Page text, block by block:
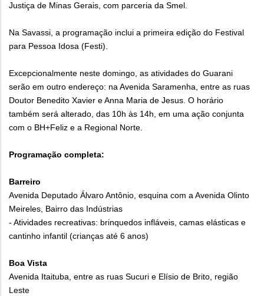
Justiça de Minas Gerais, com parceria da Smel.
Na Savassi, a programação inclui a primeira edição do Festival
para Pessoa Idosa (Festi).
Excepcionalmente neste domingo, as atividades do Guarani
serão em outro endereço: na Avenida Saramenha, entre as ruas
Doutor Benedito Xavier e Anna Maria de Jesus. O horário
também será alterado, das 10h às 14h, em uma ação conjunta
com o BH+Feliz e a Regional Norte.
Programação completa:
Barreiro
Avenida Deputado Álvaro Antônio, esquina com a Avenida Olinto
Meireles, Bairro das Indústrias
- Atividades recreativas: brinquedos infláveis, camas elásticas e
cantinho infantil (crianças até 6 anos)
Boa Vista
Avenida Itaituba, entre as ruas Sucuri e Elísio de Brito, região
Leste